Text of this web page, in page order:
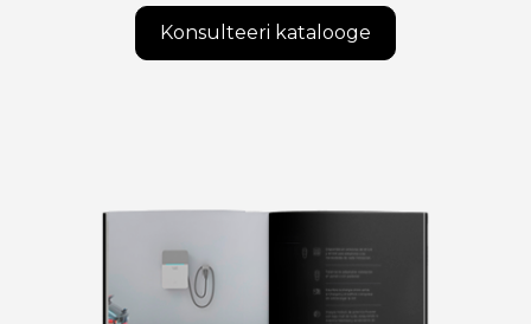
Konsulteeri katalooge